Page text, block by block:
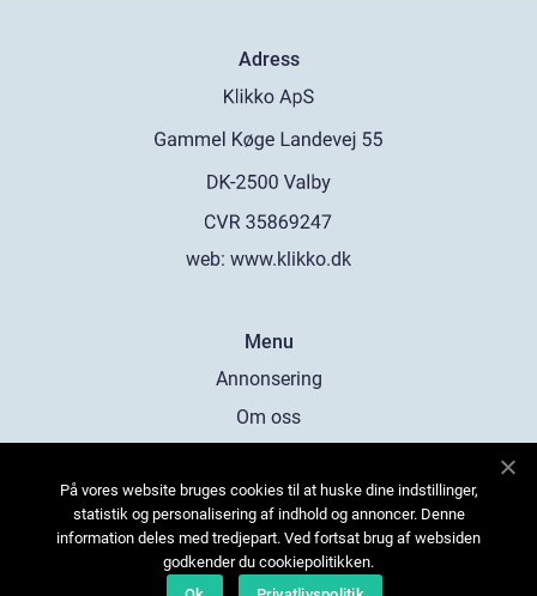
Adress
web: www.klikko.dk
Menu
Annonsering
Om oss
Kontakta oss
Sitemap
På vores website bruges cookies til at huske dine indstillinger,
statistik og personalisering af indhold og annoncer. Denne
information deles med tredjepart. Ved fortsat brug af websiden
godkender du cookiepolitikken.